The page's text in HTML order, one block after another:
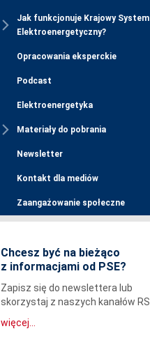
Jak funkcjonuje Krajowy System
Elektroenergetyczny?
Opracowania eksperckie
Podcast
Elektroenergetyka
Materiały do pobrania
Newsletter
Kontakt dla mediów
Zaangażowanie społeczne
Chcesz być na bieżąco
z informacjami od PSE?
Zapisz się do newslettera lub
skorzystaj z naszych kanałów
więcej...